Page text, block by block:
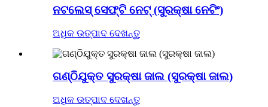
ନଟଲେସ୍ ସେଫ୍ଟି ନେଟ୍ (ସୁରକ୍ଷା ନେଟିଂ)
ଅଧିକ ଉତ୍ପାଦ ଦେଖନ୍ତୁ
ଗଣ୍ଠିଯୁକ୍ତ ସୁରକ୍ଷା ଜାଲ (ସୁରକ୍ଷା ଜାଲ)
ଅଧିକ ଉତ୍ପାଦ ଦେଖନ୍ତୁ